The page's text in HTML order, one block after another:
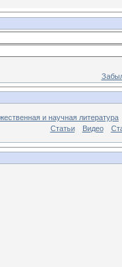
и научная литература
Статьи
Видео